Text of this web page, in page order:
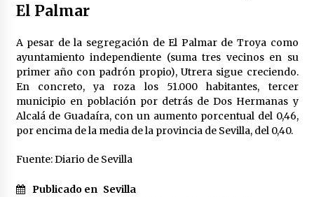
El Palmar
A pesar de la segregación de El Palmar de Troya como
ayuntamiento independiente (suma tres vecinos en su
primer año con padrón propio), Utrera sigue creciendo.
En concreto, ya roza los 51.000 habitantes, tercer
municipio en población por detrás de Dos Hermanas y
Alcalá de Guadaíra, con un aumento porcentual del 0,46,
por encima de la media de la provincia de Sevilla, del 0,40.
Fuente: Diario de Sevilla
Publicado en Sevilla